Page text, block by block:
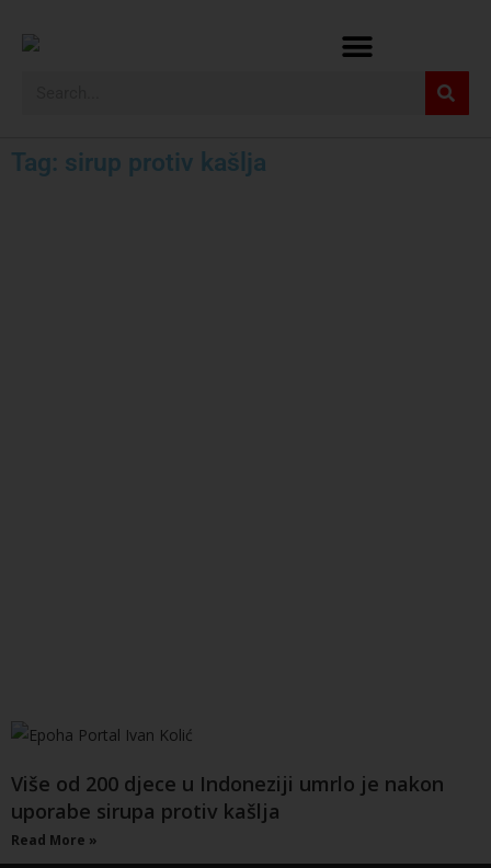
Tag: sirup protiv kašlja
Više od 200 djece u Indoneziji umrlo je nakon
uporabe sirupa protiv kašlja
Read More »